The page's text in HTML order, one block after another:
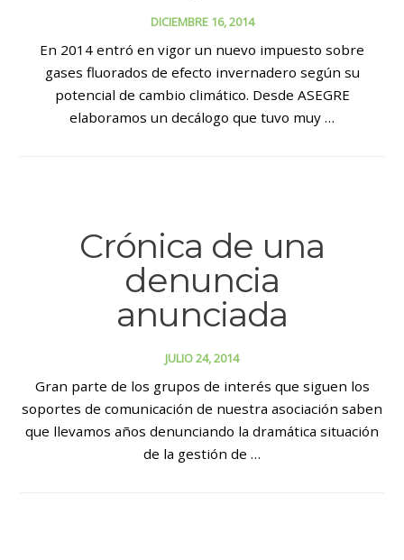
DICIEMBRE 16, 2014
En 2014 entró en vigor un nuevo impuesto sobre
gases fluorados de efecto invernadero según su
potencial de cambio climático. Desde ASEGRE
elaboramos un decálogo que tuvo muy …
Crónica de una
denuncia
anunciada
JULIO 24, 2014
Gran parte de los grupos de interés que siguen los
soportes de comunicación de nuestra asociación saben
que llevamos años denunciando la dramática situación
de la gestión de …